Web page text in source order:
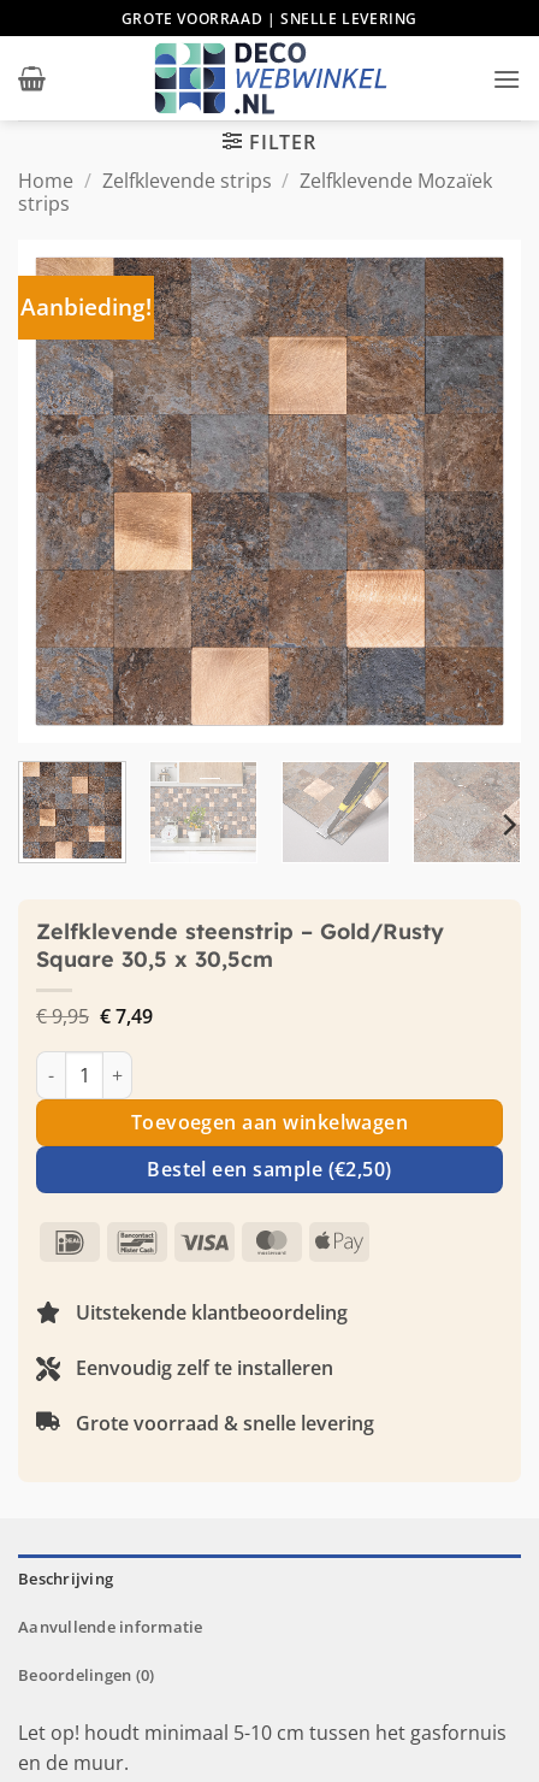
naar
inhoud
GROTE VOORRAAD | SNELLE LEVERING
FILTER
Home / Zelfklevende strips / Zelfklevende Mozaïek
strips
Aanbieding!
Zelfklevende steenstrip – Gold/Rusty
Square 30,5 x 30,5cm
€9,95 Oorspronkelijke
prijs
was:
€ 9,95.
€7,49Huidige
Zelfklevende steenstrip - Gold/Rusty Square 30,5 x 30,5cm
Toevoegen aan winkelwagen
Bestel een sample (€2,50)
IDeal Bancontact
Visa MasterCard
Apple
Uitstekende klantbeoordeling
Eenvoudig zelf te installeren
Grote voorraad & snelle levering
Beschrijving
Aanvullende informatie
Beoordelingen (0)
Let op! houdt minimaal 5-10 cm tussen het gasfornuis
en de muur.